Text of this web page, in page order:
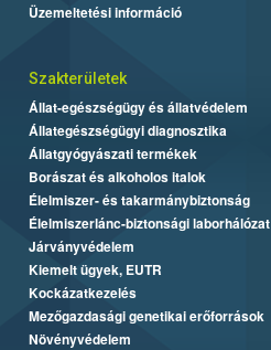
Üzemeltetési információ
Szakterületek
Állat-egészségügy és állatvédelem
Állategészségügyi diagnosztika
Állatgyógyászati termékek
Borászat és alkoholos italok
Élelmiszer- és takarmánybiztonság
Élelmiszerlánc-biztonsági laborhálózat
Járványvédelem
Kiemelt ügyek, EUTR
Kockázatkezelés
Mezőgazdasági genetikai erőforrások
Növényvédelem